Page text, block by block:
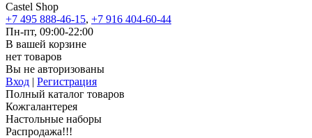
Castel Shop
+7 495 888-46-15, +7 916 404-60-44
Пн-пт, 09:00-22:00
В вашей корзине
нет товаров
Вы не авторизованы
Вход | Регистрация
Полный каталог товаров
Кожгалантерея
Настольные наборы
Распродажа!!!